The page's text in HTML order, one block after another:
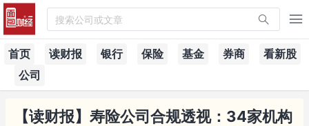
搜索公司或文章
首页 读财报 银行 保险 基金 券商
看新股
公司
【读财报】寿险公司合规透视：34家机构